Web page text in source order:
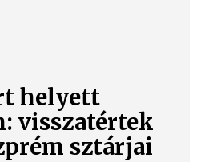
helyett
visszatértek
sztárjai